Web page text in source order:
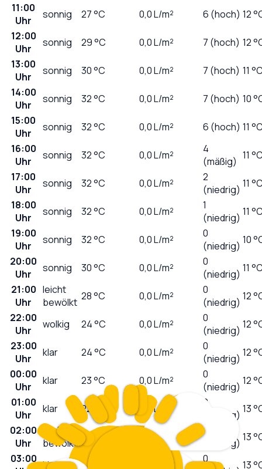
11:00
Uhr
sonnig 27°C 0,0L/m² 6 (hoch) 12
12:00
Uhr
sonnig 29°C 0,0L/m² 7 (hoch) 12
13:00
Uhr
sonnig 30°C 0,0L/m² 7 (hoch) 11
14:00
Uhr
sonnig 32°C 0,0L/m² 7 (hoch) 10
15:00
Uhr
sonnig 32°C 0,0L/m² 6 (hoch) 11
16:00
Uhr
sonnig 32°C 0,0L/m²
4
(mäßig) 11
17:00
Uhr
sonnig 32°C 0,0L/m²
2
(niedrig) 11
18:00
Uhr
sonnig 32°C 0,0L/m²
1
(niedrig) 11
19:00
Uhr
sonnig 32°C 0,0L/m²
0
(niedrig) 10
20:00
Uhr
sonnig 30°C 0,0L/m²
0
(niedrig) 11
21:00
Uhr
leicht
bewölkt 28°C 0,0L/m²
0
(niedrig) 12
22:00
Uhr
wolkig 24°C 0,0L/m²
0
(niedrig) 12
23:00
Uhr
klar 24°C 0,0L/m²
0
(niedrig) 12
00:00
Uhr
klar 23°C 0,0L/m²
0
(niedrig) 12
01:00
Uhr
klar 22 °C 0,0 L/m²
0
(niedrig) 13
02:00
Uhr
leicht
bewölkt 21 °C L/m²
0
(niedrig) 13
03:00 klar 21
0
13